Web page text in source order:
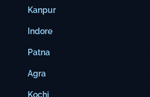
Kanpur
Indore
Patna
Agra
Kochi